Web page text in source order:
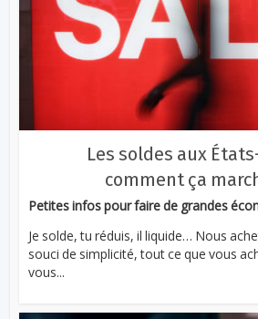
Les soldes aux
comment ça
Petites infos pour faire de grandes
Je solde, tu réduis, il liquide… Nous
souci de simplicité, tout ce que vous
vous...